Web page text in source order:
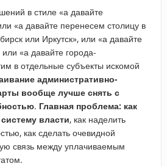
в стиле «а давайте
«а давайте перенесем столицу в
или Иркутск», или «а давайте
«а давайте города-
в отдельные субъекты искомой
административно-
вообще лучше снять с
. Главная проблема: как
власти, как наделить
как сделать очевидной
связь между уплачиваемым